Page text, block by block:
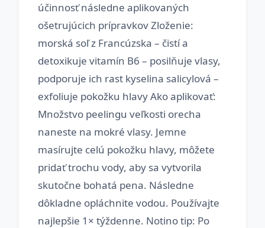
účinnosť následne aplikovaných
ošetrujúcich prípravkov Zloženie:
morská soľ z Francúzska – čistí a
detoxikuje vitamín B6 – posilňuje vlasy,
podporuje ich rast kyselina salicylová –
exfoliuje pokožku hlavy Ako aplikovať:
Množstvo peelingu veľkosti orecha
naneste na mokré vlasy. Jemne
masírujte celú pokožku hlavy, môžete
pridať trochu vody, aby sa vytvorila
skutočne bohatá pena. Následne
dôkladne opláchnite vodou. Používajte
najlepšie 1× týždenne. Notino tip: Po